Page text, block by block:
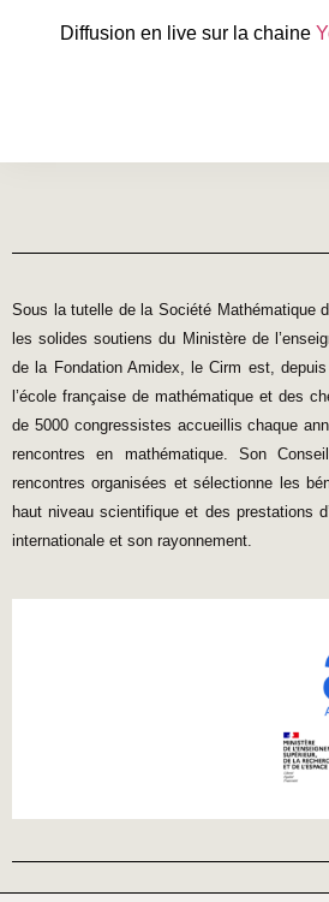
Diffusion en live sur la chaine
Sous la tutelle de la Société Mathématique
les solides soutiens du Ministère de
de la Fondation Amidex, le Cirm est,
l’école française de mathématique et des
de 5000 congressistes accueillis chaque
rencontres en mathématique. Son
rencontres organisées et sélectionne les
haut niveau scientifique et des prestations
internationale et son rayonnement.